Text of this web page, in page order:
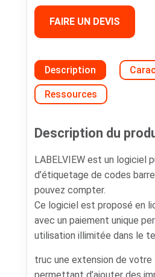
FAIRE UN DEVIS
Description
Ressources
Description du
LABELVIEW est un logiciel
d’étiquetage de codes
pouvez compter.
Ce logiciel est proposé en
avec un paiement unique
utilisation illimitée dans le
truc une extension de votre